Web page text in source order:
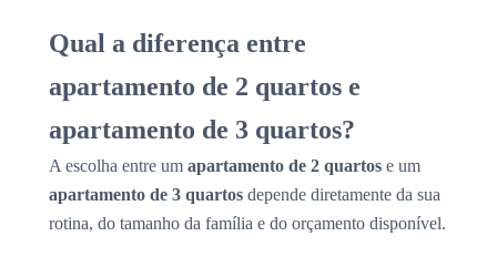
Qual a diferença entre
apartamento de 2 quartos e
apartamento de 3 quartos?
A escolha entre um apartamento de 2 quartos e um
apartamento de 3 quartos depende diretamente da sua
rotina, do tamanho da família e do orçamento disponível.